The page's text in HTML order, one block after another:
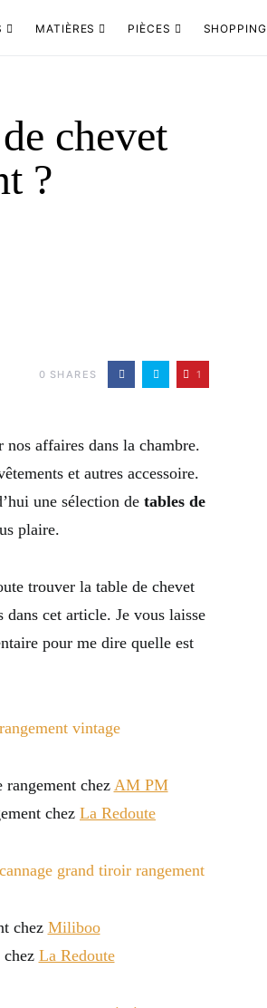
MATIÈRES PIÈCES SHOPPING
chevet
?
0 SHARES 1
nos affaires dans la chambre.
et autres accessoire.
une sélection de tables de
plaire.
trouver la table de chevet
cet article. Je vous laisse
pour me dire quelle est
chez AM PM
chez La Redoute
chez Miliboo
La Redoute